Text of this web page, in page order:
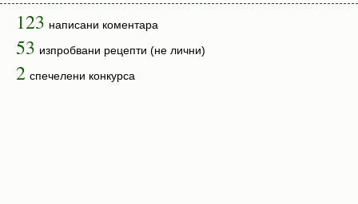
123 написани коментара
53 изпробвани рецепти (не лични)
2 спечелени конкурса